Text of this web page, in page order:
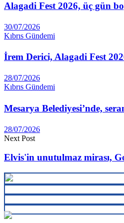
Alagadi Fest 2026, üç gün
30/07/2026
Kıbrıs Gündemi
İrem Derici, Alagadi Fest
28/07/2026
Kıbrıs Gündemi
Mesarya Belediyesi’nde,
28/07/2026
Next Post
Elvis'in unutulmaz mirası,